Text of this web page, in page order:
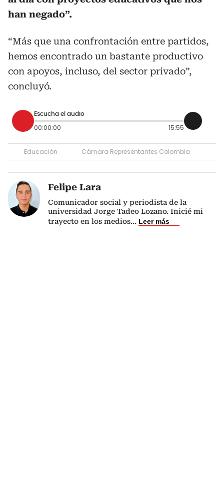
han negado”.
“Más que una confrontación entre partidos,
hemos encontrado un bastante productivo
con apoyos, incluso, del sector privado”,
concluyó.
Escucha el audio
00:00:00 15:55
Educación Cámara Representantes Colombia
Felipe Lara
Comunicador social y periodista de la
universidad Jorge Tadeo Lozano. Inicié mi
trayecto en los medios... Leer más